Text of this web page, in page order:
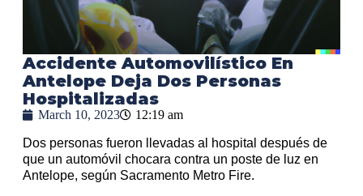
Accidente Automovilístico En
Antelope Deja Dos Personas
Hospitalizadas
March 10, 2023 12:19 am
Dos personas fueron llevadas al hospital después de
que un automóvil chocara contra un poste de luz en
Antelope, según Sacramento Metro Fire.